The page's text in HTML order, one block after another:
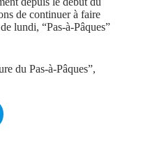
de continuer à faire
lundi, “Pas-à-Pâques”
du Pas-à-Pâques”,